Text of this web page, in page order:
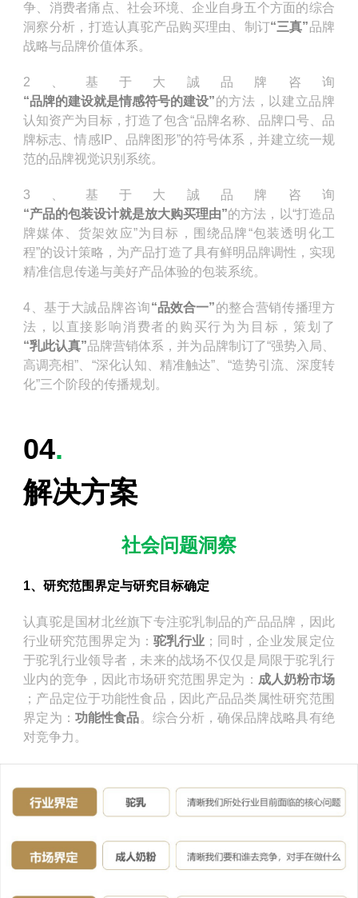
争、消费者痛点、社会环境、企业自身五个方面的综合
洞察分析，打造认真驼产品购买理由、制订“三真”品牌
战略与品牌价值体系。
2、基于大誠品牌咨询
“品牌的建设就是情感符号的建设”的方法，以建立品牌
认知资产为目标，打造了包含“品牌名称、品牌口号、品
牌标志、情感IP、品牌图形”的符号体系，并建立统一规
范的品牌视觉识别系统。
3、基于大誠品牌咨询
“产品的包装设计就是放大购买理由”的方法，以“打造品
牌媒体、货架效应”为目标，围绕品牌“包装透明化工
程”的设计策略，为产品打造了具有鲜明品牌调性，实现
精准信息传递与美好产品体验的包装系统。
4、基于大誠品牌咨询“品效合一”的整合营销传播理方
法，以直接影响消费者的购买行为为目标，策划了
“乳此认真”品牌营销体系，并为品牌制订了“强势入局、
高调亮相”、“深化认知、精准触达”、“造势引流、深度转
化”三个阶段的传播规划。
04.
解决方案
社会问题洞察
1、研究范围界定与研究目标确定
认真驼是国材北丝旗下专注驼乳制品的产品品牌，因此
行业研究范围界定为：驼乳行业 ；同时，企业发展定位
于驼乳行业领导者，未来的战场不仅仅是局限于驼乳行
业内的竞争，因此市场研究范围界定为： 成人奶粉市场
；产品定位于功能性食品，因此产品品类属性研究范围
界定为：功能性食品。综合分析，确保品牌战略具有绝
对竞争力。